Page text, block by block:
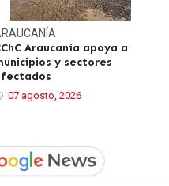
Araucanía apoya a
y sectores
07 agosto, 2026